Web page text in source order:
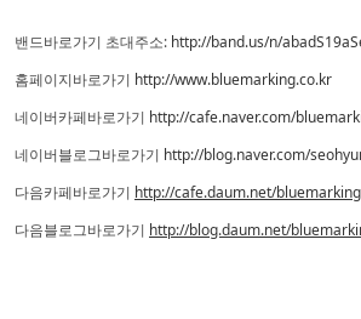
밴드바로가기 초대주소: http://band.us/n/
홈페이지바로가기 http://www.bluemarking.co.kr
네이버카페바로가기 http://cafe.naver.com/
네이버블로그바로가기 http://blog.naver.com/
다음카페바로가기 http://cafe.daum.net/bluemarking
다음블로그바로가기 http://blog.daum.net/